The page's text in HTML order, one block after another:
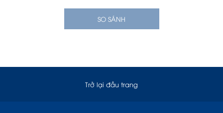
SO SÁNH
Trở lại đầu trang